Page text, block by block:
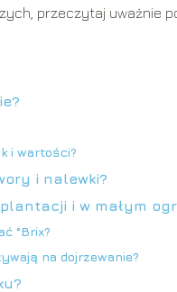
przeczytaj uważnie
i wartości?
i nalewki?
i w małym
°Brix?
na dojrzewanie?